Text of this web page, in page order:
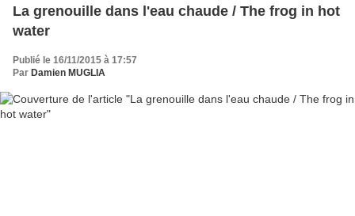
La grenouille dans l'eau chaude / The frog in hot
water
Publié le 16/11/2015 à 17:57
Par Damien MUGLIA